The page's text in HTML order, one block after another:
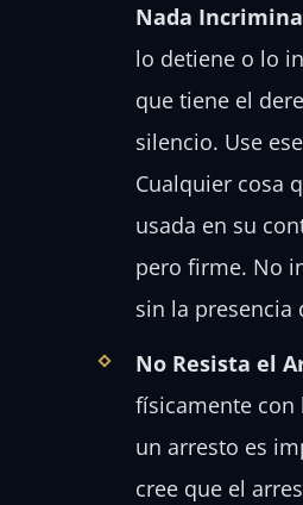
Nada
lo detiene o lo
que tiene el
silencio. Use
Cualquier cosa
usada en su
pero firme. No
sin la presencia
No Resista el
físicamente
un arresto es
cree que el